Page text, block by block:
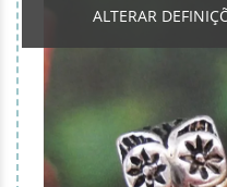
ALTERAR